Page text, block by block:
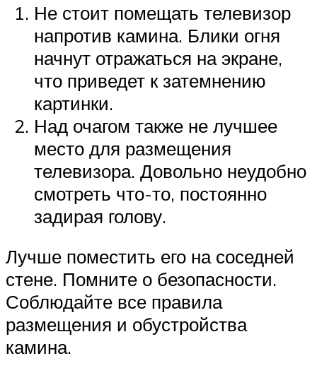
Не стоит помещать телевизор
напротив камина. Блики огня
начнут отражаться на экране,
что приведет к затемнению
картинки.
Над очагом также не лучшее
место для размещения
телевизора. Довольно неудобно
смотреть что-то, постоянно
задирая голову.
Лучше поместить его на соседней
стене. Помните о безопасности.
Соблюдайте все правила
размещения и обустройства
камина.